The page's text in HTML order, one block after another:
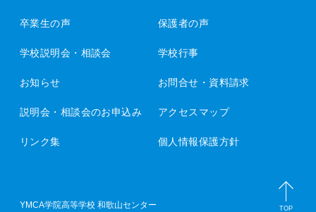
卒業生の声 保護者の声
学校説明会・相談会 学校行事
お知らせ お問合せ・資料請求
説明会・相談会のお申込み アクセスマップ
リンク集 個人情報保護方針
YMCA学院高等学校 和歌山センター TOP